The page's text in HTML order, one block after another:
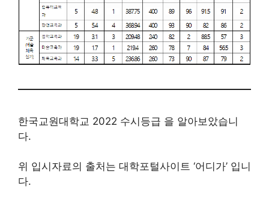
한국교원대학교 2022 수시등급 을 알아보았습니
다.
위 입시자료의 출처는 대학포털사이트 ‘어디가’ 입니
다.